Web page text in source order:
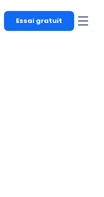
Essai gratuit